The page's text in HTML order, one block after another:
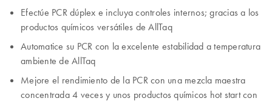
Efectúe PCR dúplex e incluya controles internos; gracias a los
productos químicos versátiles de AllTaq
Automatice su PCR con la excelente estabilidad a temperatura
ambiente de AllTaq
Mejore el rendimiento de la PCR con una mezcla maestra
concentrada 4 veces y unos productos químicos hot start con